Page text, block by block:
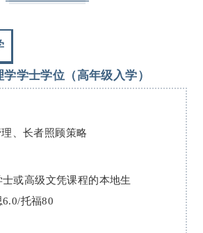
学士学位（高年级入学）
、长者照顾策略
或高级文凭课程的本地生
托福80